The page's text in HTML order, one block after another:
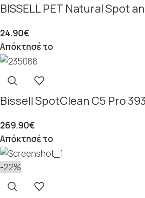
BISSELL PET Natural Spot
24.90€
Απόκτησέ το
Bissell SpotClean C5 Pro
269.90€
Απόκτησέ το
-22%